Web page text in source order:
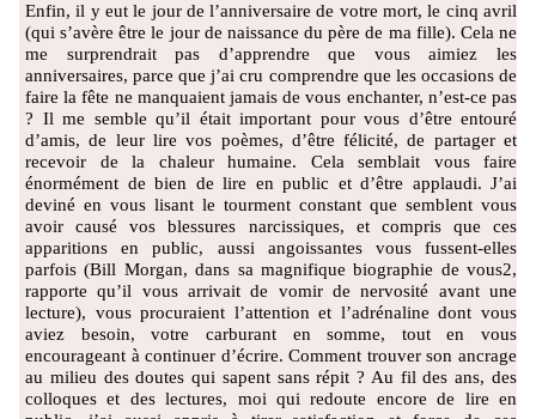
Enfin, il y eut le jour de l’anniversaire de votre mort, le cinq avril
(qui s’avère être le jour de naissance du père de ma fille). Cela ne
me surprendrait pas d’apprendre que vous aimiez les
anniversaires, parce que j’ai cru comprendre que les occasions de
faire la fête ne manquaient jamais de vous enchanter, n’est-ce pas
? Il me semble qu’il était important pour vous d’être entouré
d’amis, de leur lire vos poèmes, d’être félicité, de partager et
recevoir de la chaleur humaine. Cela semblait vous faire
énormément de bien de lire en public et d’être applaudi. J’ai
deviné en vous lisant le tourment constant que semblent vous
avoir causé vos blessures narcissiques, et compris que ces
apparitions en public, aussi angoissantes vous fussent-elles
parfois (Bill Morgan, dans sa magnifique biographie de vous2,
rapporte qu’il vous arrivait de vomir de nervosité avant une
lecture), vous procuraient l’attention et l’adrénaline dont vous
aviez besoin, votre carburant en somme, tout en vous
encourageant à continuer d’écrire. Comment trouver son ancrage
au milieu des doutes qui sapent sans répit ? Au fil des ans, des
colloques et des lectures, moi qui redoute encore de lire en